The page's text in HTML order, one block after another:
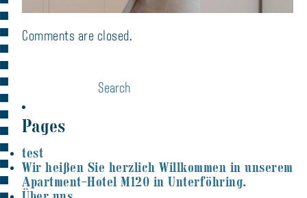
Comments are closed.
Pages
test
Wir heißen Sie herzlich Willkommen in unserem
Apartment-Hotel M120 in Unterföhring.